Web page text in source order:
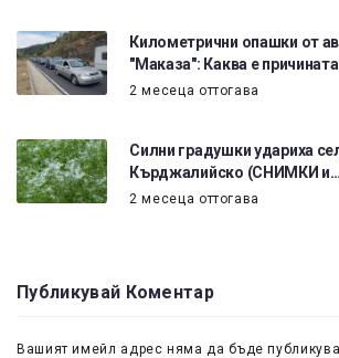
Километрични опашки от
"Маказа": Каква е
2 месеца оттогава
Силни градушки удариха
Кърджалийско (СНИМКИ и…
2 месеца оттогава
Публикувай Коментар
Вашият имейл адрес няма да бъде